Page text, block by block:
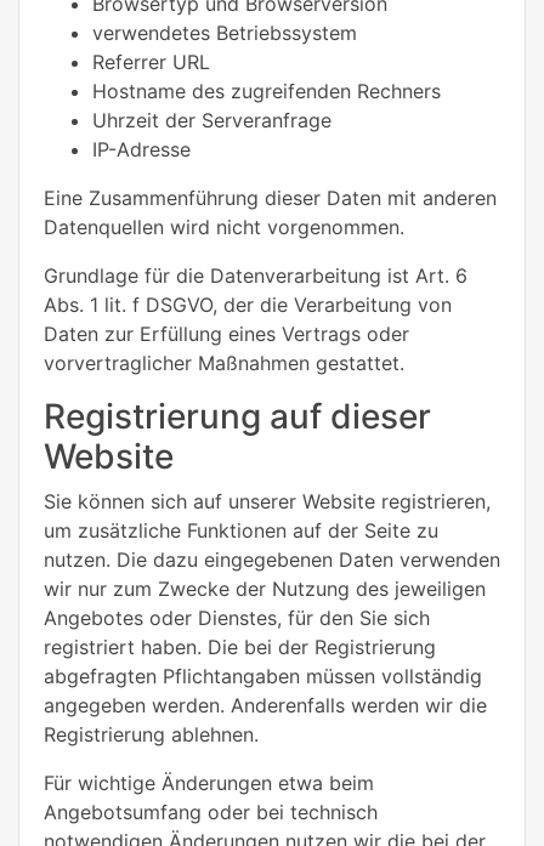
verwendetes Betriebssystem
Referrer URL
Hostname des zugreifenden Rechners
Uhrzeit der Serveranfrage
IP-Adresse
Eine Zusammenführung dieser Daten mit anderen
Datenquellen wird nicht vorgenommen.
Grundlage für die Datenverarbeitung ist Art. 6
Abs. 1 lit. f DSGVO, der die Verarbeitung von
Daten zur Erfüllung eines Vertrags oder
vorvertraglicher Maßnahmen gestattet.
Registrierung auf dieser
Website
Sie können sich auf unserer Website registrieren,
um zusätzliche Funktionen auf der Seite zu
nutzen. Die dazu eingegebenen Daten verwenden
wir nur zum Zwecke der Nutzung des jeweiligen
Angebotes oder Dienstes, für den Sie sich
registriert haben. Die bei der Registrierung
abgefragten Pflichtangaben müssen vollständig
angegeben werden. Anderenfalls werden wir die
Registrierung ablehnen.
Für wichtige Änderungen etwa beim
Angebotsumfang oder bei technisch
notwendigen Änderungen nutzen wir die bei der